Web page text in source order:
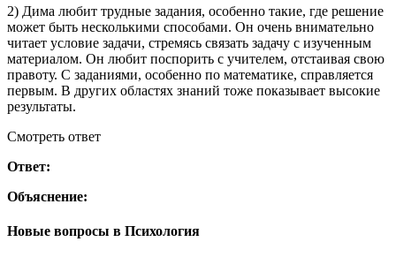
2) Дима любит трудные задания, особенно такие, где решение
может быть несколькими способами. Он очень внимательно
читает условие задачи, стремясь связать задачу с изученным
материалом. Он любит поспорить с учителем, отстаивая свою
правоту. С заданиями, особенно по математике, справляется
первым. В других областях знаний тоже показывает высокие
результаты.
Смотреть ответ
Ответ:
Объяснение:
Новые вопросы в Психология